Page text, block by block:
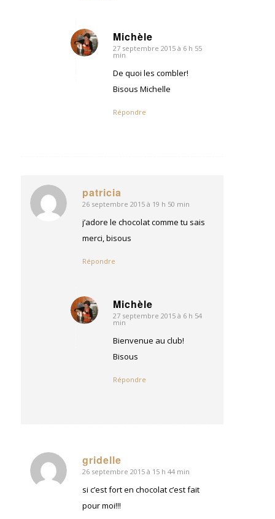
Michèle
dit
27 septembre 2015 à 6 h 55
min
De quoi les combler!
Bisous Michelle
Répondre
patricia
dit
:
26 septembre 2015 à 19 h 50 min
j’adore le chocolat comme tu sais
merci, bisous
Répondre
Michèle
dit
27 septembre 2015 à 6 h 54
min
Bienvenue au club!
Bisous
Répondre
gridelle
dit
:
26 septembre 2015 à 15 h 44 min
si c’est fort en chocolat c’est fait
pour moi!!!